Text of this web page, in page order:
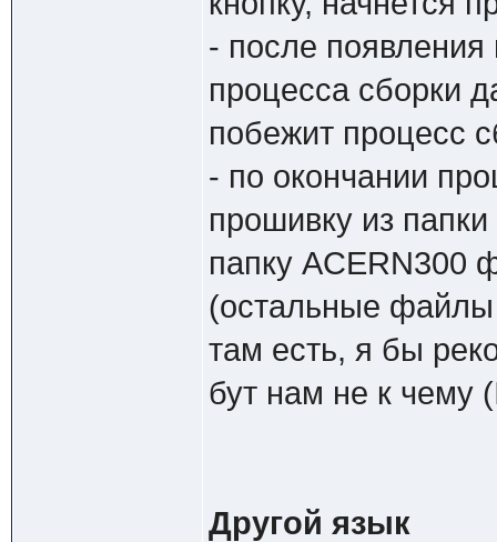
- после появления
процесса сборки
побежит процесс
- по окончании
прошивку из
папку ACERN300
(остальные
там есть, я бы
бут нам не к чему
Другой язык